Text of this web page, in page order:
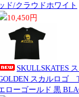
ド/クラウドホワイト
10,450円
SKULLSKATES
スカルロゴ
ローゴールド 黒